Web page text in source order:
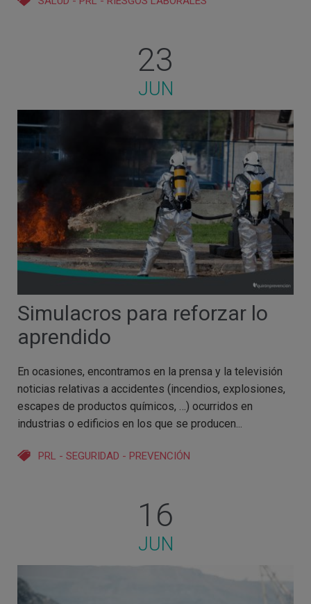
23
JUN
Simulacros para reforzar lo
aprendido
En ocasiones, encontramos en la prensa y la televisión
noticias relativas a accidentes (incendios, explosiones,
escapes de productos químicos, …) ocurridos en
industrias o edificios en los que se producen...
PRL - SEGURIDAD - PREVENCIÓN
16
JUN